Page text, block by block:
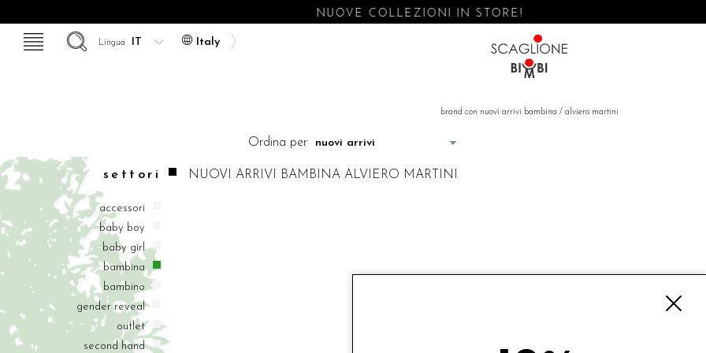
NUOVE COLLEZIONI IN STORE!
Italy
Lingua
brand con nuovi arrivi bambina / alviero martini
Ordina per
settori
accessori
baby boy
baby girl
bambina
bambino
gender reveal
outlet
second hand
NUOVI ARRIVI BAMBINA ALVIERO MARTINI